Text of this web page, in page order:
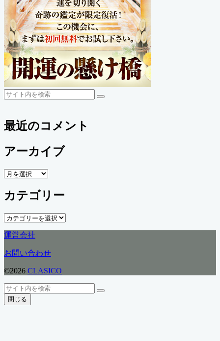
検
検
最近のコメント
アーカイブ
ア
カ
ブ
カテゴリー
カ
ゴ
リ
ー
運営会社
お問い合わせ
©2026 CLASICO
ト
ッ
プ
検
索
検
閉じる